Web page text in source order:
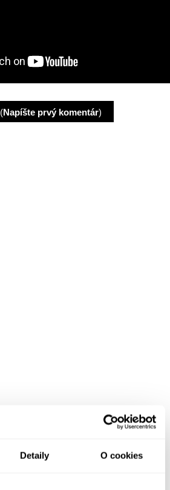
Detaily O cookies
(Napíšte prvý komentár)